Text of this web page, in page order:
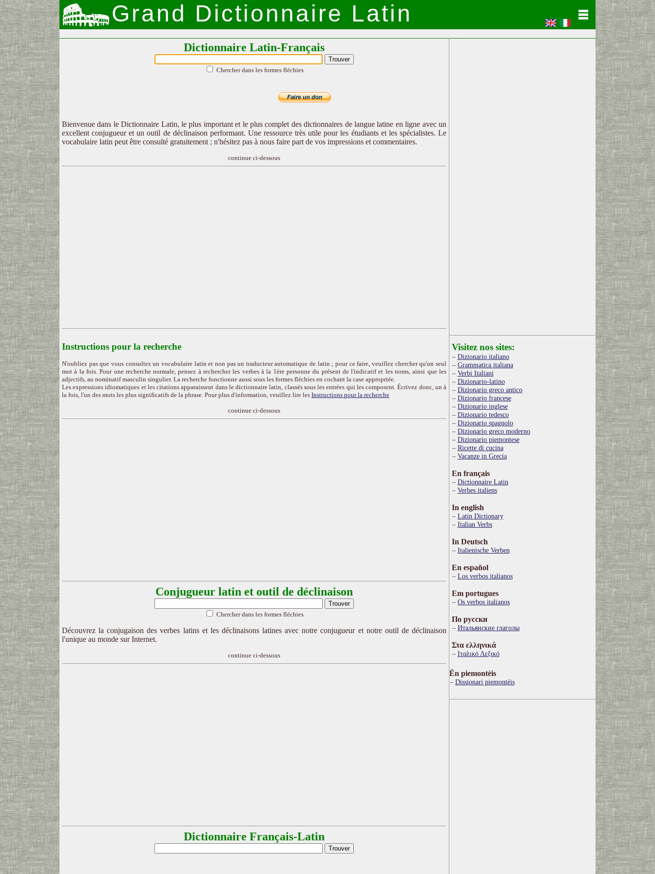
Grand Dictionnaire Latin
Dictionnaire Latin-Français
Chercher dans les formes fléchies
Bienvenue dans le Dictionnaire Latin, le plus important et le plus complet des dictionnaires de langue latine en ligne avec un
excellent conjugueur et un outil de déclinaison performant. Une ressource très utile pour les étudiants et les spécialistes. Le
vocabulaire latin peut être consulté gratuitement ; n'hésitez pas à nous faire part de vos impressions et commentaires.
continue ci-dessous
Instructions pour la recherche
N'oubliez pas que vous consultez un vocabulaire latin et non pas un traducteur automatique de latin ; pour ce faire, veuillez chercher qu'un seul
mot à la fois. Pour une recherche normale, pensez à rechercher les verbes à la 1ère personne du présent de l'indicatif et les noms, ainsi que les
adjectifs, au nominatif masculin singulier. La recherche fonctionne aussi sous les formes fléchies en cochant la case appropriée.
Les expressions idiomatiques et les citations apparaissent dans le dictionnaire latin, classés sous les entrées qui les composent. Écrivez donc, un à
la fois, l'un des mots les plus significatifs de la phrase. Pour plus d'information, veuillez lire les Instructions pour la recherche
continue ci-dessous
Conjugueur latin et outil de déclinaison
Chercher dans les formes fléchies
Découvrez la conjugaison des verbes latins et les déclinaisons latines avec notre conjugueur et notre outil de déclinaison
l'unique au monde sur Internet.
continue ci-dessous
Dictionnaire Français-Latin
Visitez nos sites:
Dizionario italiano
Grammatica italiana
Verbi Italiani
Dizionario-latino
Dizionario greco antico
Dizionario francese
Dizionario inglese
Dizionario tedesco
Dizionario spagnolo
Dizionario greco moderno
Dizionario piemontese
Ricette di cucina
Vacanze in Grecia
En français
Dictionnaire Latin
Verbes italiens
In english
Latin Dictionary
Italian Verbs
In Deutsch
Italienische Verben
En español
Los verbos italianos
Em portugues
Os verbos italianos
По русски
Итальянские глаголы
Στα ελληνικά
Ιταλικό Λεξικό
Ën piemontèis
Dissionari piemontèis